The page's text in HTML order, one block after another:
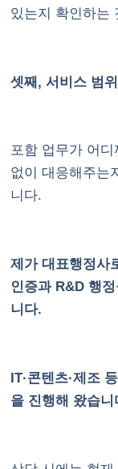
있는지 확인하는
셋째, 서비스 범
포함 업무가 어
없이 대응해주는
니다.
제가 대표행정사
인증과 R&D 행
니다.
IT·콘텐츠·제조
을 진행해 왔습니